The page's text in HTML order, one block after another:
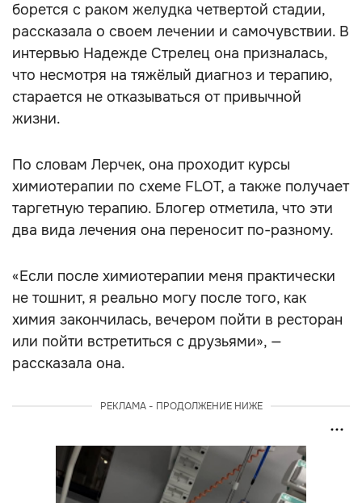
борется с раком желудка четвертой стадии,
рассказала о своем лечении и самочувствии. В
интервью Надежде Стрелец она призналась,
что несмотря на тяжёлый диагноз и терапию,
старается не отказываться от привычной
жизни.
По словам Лерчек, она проходит курсы
химиотерапии по схеме FLOT, а также получает
таргетную терапию. Блогер отметила, что эти
два вида лечения она переносит по-разному.
«Если после химиотерапии меня практически
не тошнит, я реально могу после того, как
химия закончилась, вечером пойти в ресторан
или пойти встретиться с друзьями», —
рассказала она.
РЕКЛАМА - ПРОДОЛЖЕНИЕ НИЖЕ